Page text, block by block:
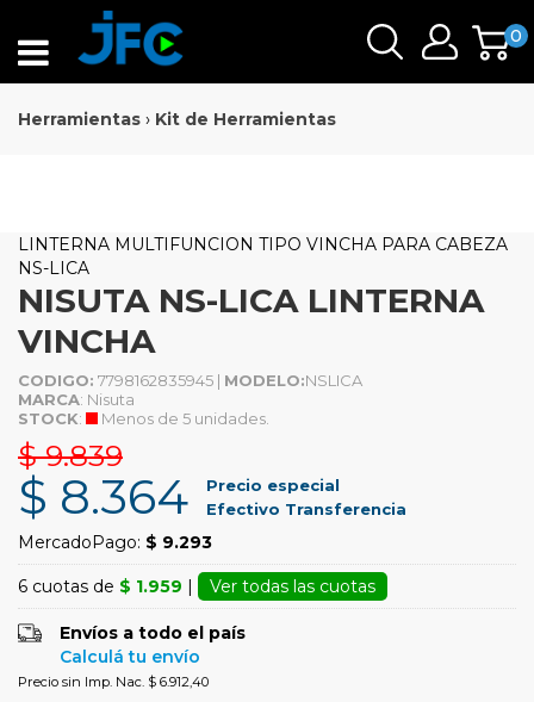
0
Herramientas › Kit de Herramientas
LINTERNA MULTIFUNCION TIPO VINCHA PARA CABEZA
NS-LICA
NISUTA NS-LICA LINTERNA
VINCHA
CODIGO: 7798162835945 | MODELO:NSLICA
MARCA: Nisuta
STOCK: Menos de 5 unidades.
$ 9.839
$ 8.364
Precio especial
Efectivo Transferencia
MercadoPago: $ 9.293
6 cuotas de $ 1.959 | Ver todas las cuotas
Envíos a todo el país
Calculá tu envío
Precio sin Imp. Nac. $ 6.912,40